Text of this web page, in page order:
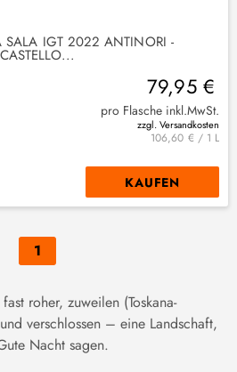
SALA IGT 2022 ANTINORI -
CASTELLO...
79,95 €
pro Flasche inkl.MwSt.
zzgl. Versandkosten
106,60 € / 1 L
KAUFEN
1
roher, zuweilen (Toskana-
verschlossen – eine Landschaft,
Nacht sagen.